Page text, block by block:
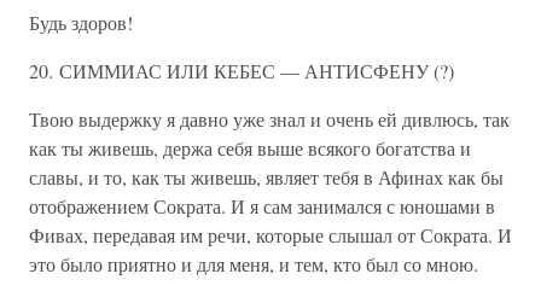
Будь здоров!
20. СИММИАС ИЛИ КЕБЕС — АНТИСФЕНУ (?)
Твою выдержку я давно уже знал и очень ей дивлюсь, так
как ты живешь, держа себя выше всякого богатства и
славы, и то, как ты живешь, являет тебя в Афинах как бы
отображением Сократа. И я сам занимался с юношами в
Фивах, передавая им речи, которые слышал от Сократа. И
это было приятно и для меня, и тем, кто был со мною.